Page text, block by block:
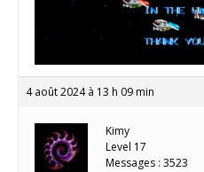
4 août 2024 à 13 h 09 min
Kimy
Level 17
Messages : 3523